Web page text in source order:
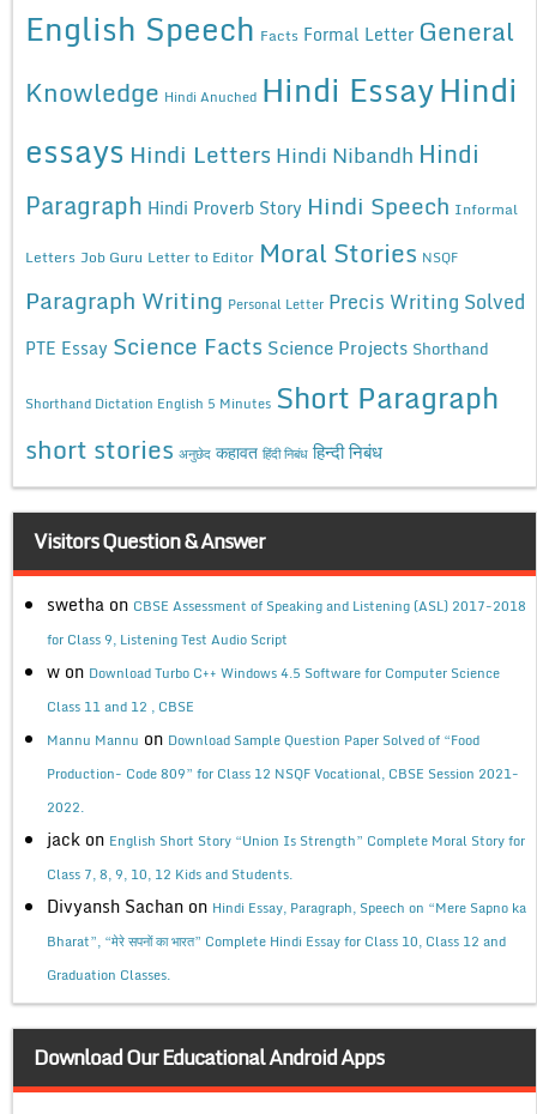
English Speech Facts Formal Letter General
Knowledge Hindi Anuched Hindi EssayHindi
essays Hindi Letters Hindi Nibandh Hindi
Paragraph Hindi Proverb Story Hindi Speech Informal
Letters Job Guru Letter to Editor Moral Stories NSQF
Paragraph Writing Personal Letter Precis Writing Solved
PTE Essay Science Facts Science Projects Shorthand
Shorthand Dictation English 5 Minutes Short Paragraph
short stories अनुछेद कहावत हिंदी निबंध हिन्दी निबंध
Visitors Question & Answer
swetha on CBSE Assessment of Speaking and Listening (ASL) 2017-2018
for Class 9, Listening Test Audio Script
w on Download Turbo C++ Windows 4.5 Software for Computer Science
Class 11 and 12 , CBSE
Mannu Mannu on Download Sample Question Paper Solved of “Food
Production- Code 809” for Class 12 NSQF Vocational, CBSE Session 2021-
2022.
jack on English Short Story “Union Is Strength” Complete Moral Story for
Class 7, 8, 9, 10, 12 Kids and Students.
Divyansh Sachan on Hindi Essay, Paragraph, Speech on “Mere Sapno ka
Bharat”, “मेरे सपनों का भारत” Complete Hindi Essay for Class 10, Class 12 and
Graduation Classes.
Download Our Educational Android Apps